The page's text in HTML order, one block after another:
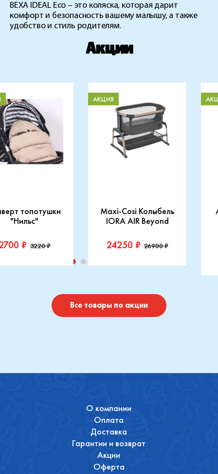
BEXA IDEAL Eco – это коляска, которая дарит
комфорт и безопасность вашему малышу, а также
удобство и стиль родителям.
Акции
топотушки
"Нильс"
₽ 3220 ₽
Maxi-Cosi Колыбель
IORA AIR Beyond
АКЦИЯ
24250 ₽ 26900 ₽
Производитель::
Купить
Все товары по акции
О компании
Оплата
Доставка
Гарантии и возврат
Акции
Оферта